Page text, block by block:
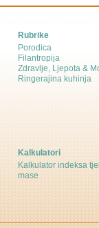
Rubrike
Porodica
Filantropija
Zdravlje, Ljepota &
Ringerajina kuhinja
Kalkulatori
Kalkulator indeksa
mase